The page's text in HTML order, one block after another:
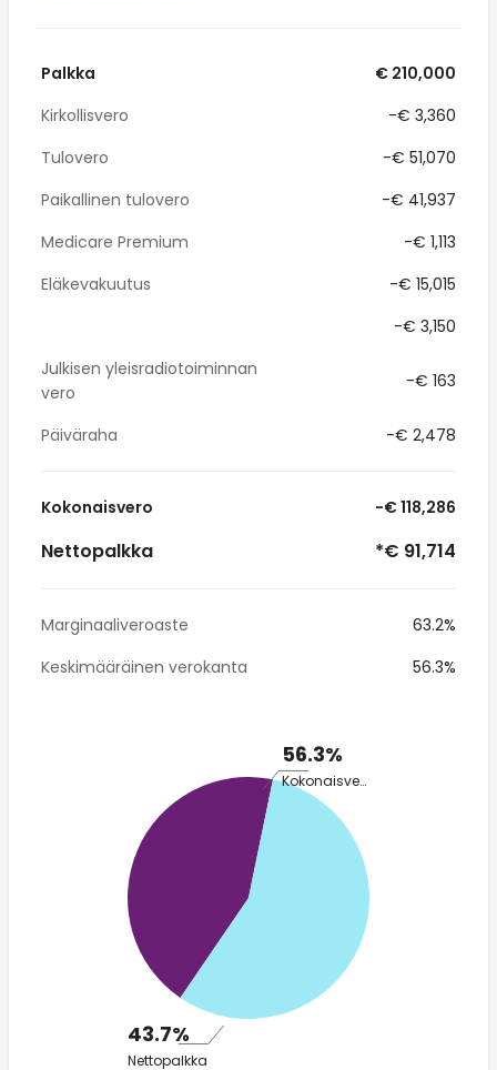
Palkka
€ 210,000
Kirkollisvero
-€ 3,360
Tulovero
-€ 51,070
Paikallinen tulovero
-€ 41,937
Medicare Premium
-€ 1,113
Eläkevakuutus
-€ 15,015
-€ 3,150
Julkisen yleisradiotoiminnan
vero
-€ 163
Päiväraha -€ 2,478
Kokonaisvero -€ 118,286
Nettopalkka *€ 91,714
Marginaaliveroaste
63.2%
Keskimääräinen verokanta
56.3%
56.3%
Kokonaisvero
43.7%
Nettopalkka